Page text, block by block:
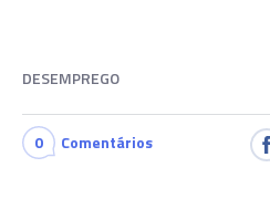
DESEMPREGO
0 Comentários